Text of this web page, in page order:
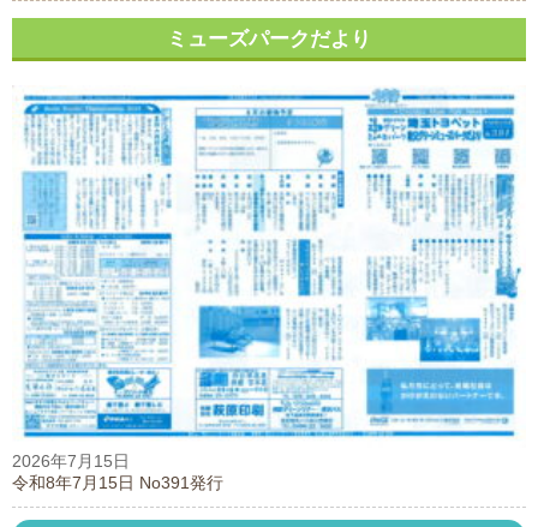
ミューズパークだより
2026年7月15日
令和8年7月15日 No391発行